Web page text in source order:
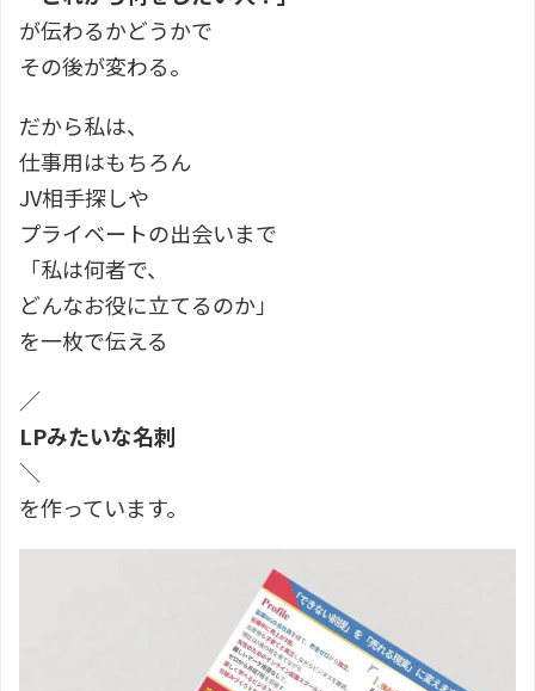
が伝わるかどうかで
その後が変わる。
だから私は、
仕事用はもちろん
JV相手探しや
プライベートの出会いまで
「私は何者で、
どんなお役に立てるのか」
を一枚で伝える
／
LPみたいな名刺
＼
を作っています。